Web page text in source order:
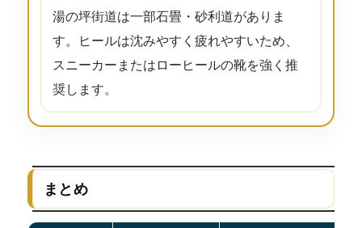
湯の坪街道は一部石畳・砂利道がありま
す。ヒールは沈みやすく疲れやすいため、
スニーカーまたはローヒールの靴を強く推
奨します。
まとめ